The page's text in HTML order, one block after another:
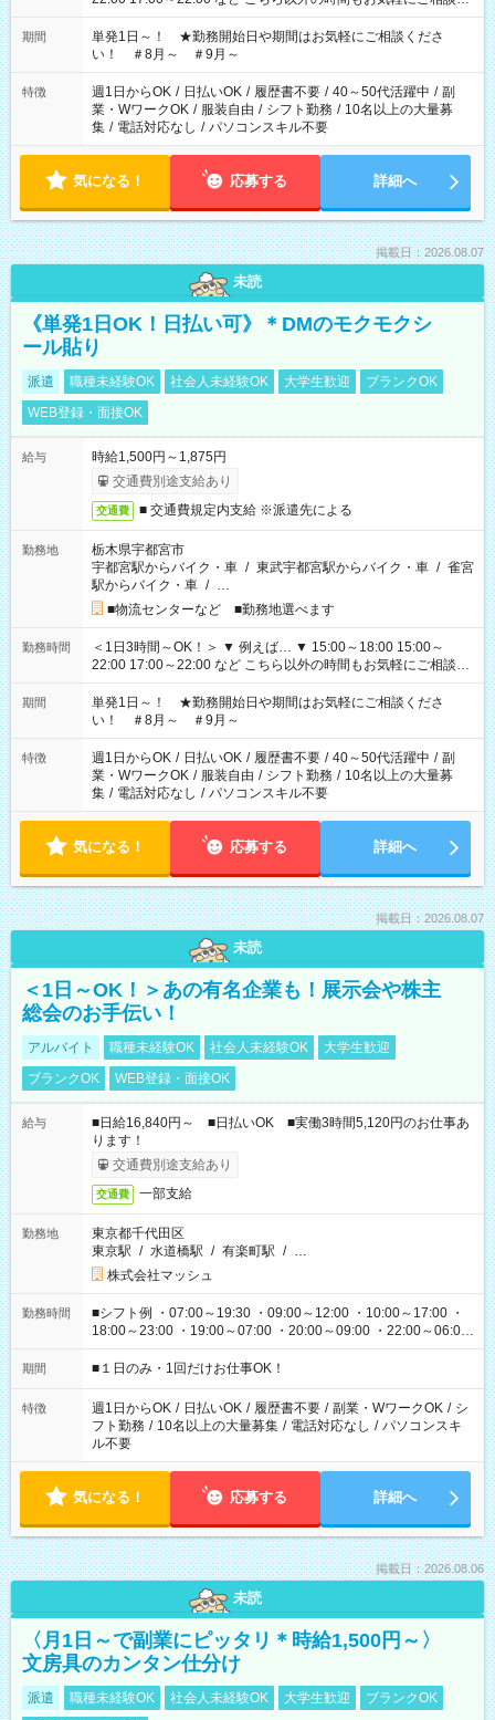
ださい！
期間
単発1日～！ ★勤務開始日や期間はお気軽にご相談くださ
い！ ＃8月～ ＃9月～
特徴 週1日からOK / 日払いOK / 履歴書不要 / 40～50代活躍中 / 副
業・WワークOK / 服装自由 / シフト勤務 / 10名以上の大量募
集 / 電話対応なし / パソコンスキル不要
気になる！ 応募する 詳細へ
掲載日：2026.08.07
未読
《単発1日OK！日払い可》＊DMのモクモクシ
ール貼り
派遣 職種未経験OK 社会人未経験OK 大学生歓迎
ブランクOK
WEB登録・面接OK
給与
時給1,500円～1,875円
交通費別途支給あり
交通費 ■ 交通費規定内支給 ※派遣先による
勤務地
栃木県宇都宮市
宇都宮駅からバイク・車 / 東武宇都宮駅からバイク・車 / 雀宮
駅からバイク・車 / …
■物流センターなど ■勤務地選べます
勤務時間
＜1日3時間～OK！＞ ▼ 例えば… ▼ 15:00～18:00 15:00～
22:00 17:00～22:00 など こちら以外の時間もお気軽にご相談く
ださい！
期間
単発1日～！ ★勤務開始日や期間はお気軽にご相談くださ
い！ ＃8月～ ＃9月～
特徴 週1日からOK / 日払いOK / 履歴書不要 / 40～50代活躍中 / 副
業・WワークOK / 服装自由 / シフト勤務 / 10名以上の大量募
集 / 電話対応なし / パソコンスキル不要
気になる！ 応募する 詳細へ
掲載日：2026.08.07
未読
＜1日～OK！＞あの有名企業も！展示会や株主
総会のお手伝い！
アルバイト 職種未経験OK 社会人未経験OK
大学生歓迎
ブランクOK
WEB登録・面接OK
給与
■日給16,840円～ ■日払いOK ■実働3時間5,120円のお仕事あ
ります！
交通費別途支給あり
交通費 一部支給
勤務地
東京都千代田区
東京駅 / 水道橋駅 / 有楽町駅 / …
株式会社マッシュ
勤務時間
■シフト例 ・07:00～19:30 ・09:00～12:00 ・10:00～17:00 ・
18:00～23:00 ・19:00～07:00 ・20:00～09:00 ・22:00～06:00
etc ★最短で3時間で5,120円のお仕事から 15時間で2万円近く稼
げるお仕事も！ ご希望のお時間に合わせてご紹介！ ※シフトは
ください！
期間 ■１日のみ・1回だけお仕事OK！
特徴 週1日からOK / 日払いOK / 履歴書不要 / 副業・WワークOK / シ
フト勤務 / 10名以上の大量募集 / 電話対応なし / パソコンスキ
ル不要
気になる！ 応募する 詳細へ
掲載日：2026.08.06
未読
〈月1日～で副業にピッタリ＊時給1,500円～〉
文房具のカンタン仕分け
派遣 職種未経験OK 社会人未経験OK 大学生歓迎
ブランクOK